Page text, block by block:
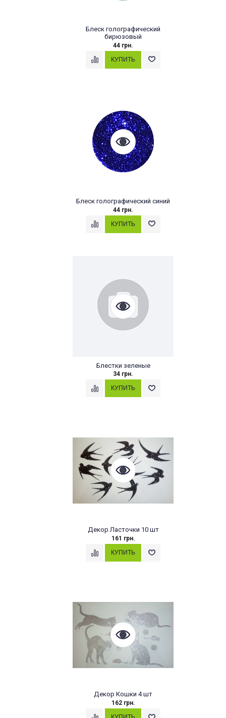
Блеск голографический
бирюзовый
44 грн.
Блеск голографический синий
44 грн.
Блестки зеленые
34 грн.
Декор Ласточки 10 шт
161 грн.
Декор Кошки 4 шт
162 грн.